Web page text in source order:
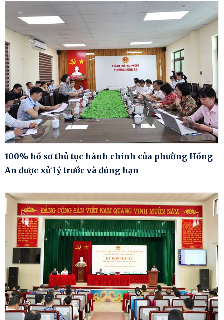
100% hồ sơ thủ tục hành chính của phường Hồng
An được xử lý trước và đúng hạn